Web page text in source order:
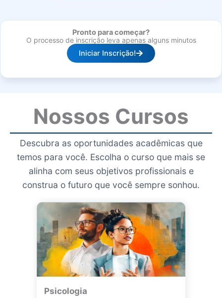
Pronto para começar?
O processo de inscrição leva apenas alguns minutos
Iniciar Inscrição!
Nossos Cursos
Descubra as oportunidades acadêmicas que
temos para você. Escolha o curso que mais se
alinha com seus objetivos profissionais e
construa o futuro que você sempre sonhou.
Psicologia